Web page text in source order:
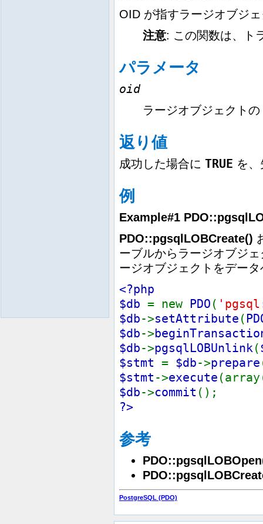
OID が指すラージオブジ
注意: この関数は、ト
パラメータ
oid
ラージオブジェクト
返り値
成功した場合に TRUE を
例
Example#1
PDO::pgsqlLOBCreate()
ーブルからラージオブジ
ージオブジェクトをデー
<?php
$db = new PDO (
$db->setAttribute (
$db->
$db->pgsqlLOBUnlink (
$stmt = $db->prepare
$stmt ->execute
$db->commit ();
?>
参考
PostgreSQL (PDO)